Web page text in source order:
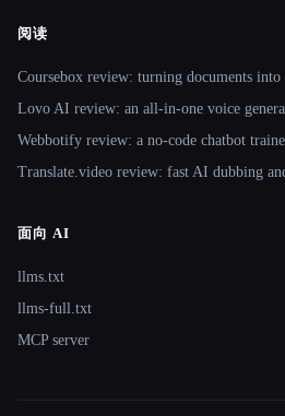
阅读
Coursebox review: turning documents
Lovo AI review: an all-in-one voice
Webbotify review: a no-code chatbot
Translate.video review: fast AI dubbing
面向 AI
llms.txt
llms-full.txt
MCP server